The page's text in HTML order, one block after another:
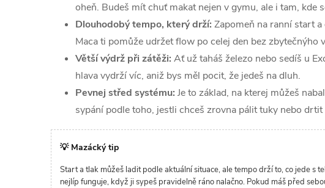
oheň. Budeš mít chuť makat nejen v gymu, ale i tam, kde
Dlouhodobý tempo, který drží: Zapomeň na ranní start
Maca ti pomůže udržet flow po celej den bez zbytečnýho
Větší výdrž při zátěži: Ať už taháš železo nebo sedíš u
hlava vydrží víc, aniž bys měl pocit, že jedeš na dluh.
Pevnej střed systému: Je to základ, na kterej můžeš
sypání podle toho, jestli chceš zrovna pálit tuky nebo drtit
💡 Mazácký tip
Start a tlak můžeš ladit podle aktuální situace, ale tempo drží to, co jede s
nejlíp funguje, když ji sypeš pravidelně ráno nalačno. Pokud máš před